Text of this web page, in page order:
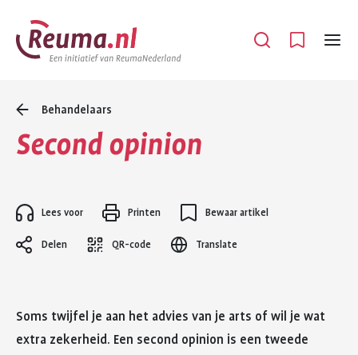
Spring
naar
hoofdinhoud
Spring
naar
footer
Open
Menu
Behandelaars
Second opinion
Lees voor Printen Bewaar artikel
Delen QR-code Translate
Soms twijfel je aan het advies van je arts of wil je wat
extra zekerheid. Een second opinion is een tweede